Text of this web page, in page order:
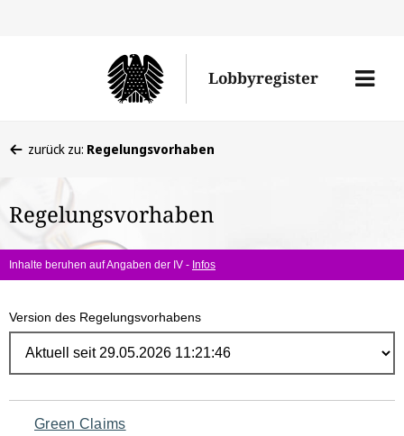
Lobbyregister
Menü
befinden
hier:
zurück zu: Regelungsvorhaben
Regelungsvorhaben
Inhalte beruhen auf Angaben der IV - Infos
Version des Regelungsvorhabens
Navigation
Green Claims